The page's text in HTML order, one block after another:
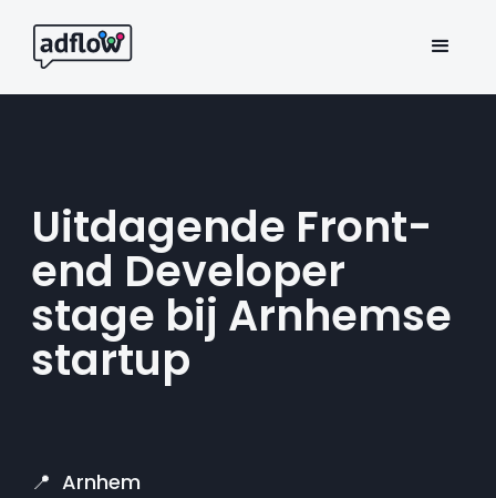
Uitdagende Front-
end Developer
stage bij Arnhemse
startup
📍 Arnhem